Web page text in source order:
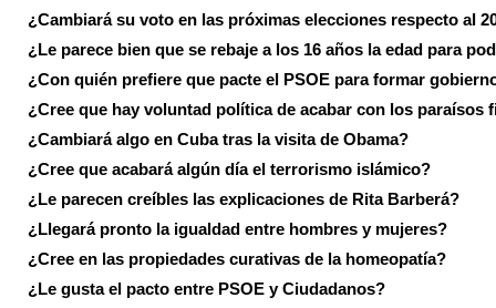
¿Cambiará su voto en las próximas elecciones respecto al
¿Le parece bien que se rebaje a los 16 años la edad para
¿Con quién prefiere que pacte el PSOE para formar
¿Cree que hay voluntad política de acabar con los paraísos
¿Cambiará algo en Cuba tras la visita de Obama?
¿Cree que acabará algún día el terrorismo islámico?
¿Le parecen creíbles las explicaciones de Rita Barberá?
¿Llegará pronto la igualdad entre hombres y mujeres?
¿Cree en las propiedades curativas de la homeopatía?
¿Le gusta el pacto entre PSOE y Ciudadanos?